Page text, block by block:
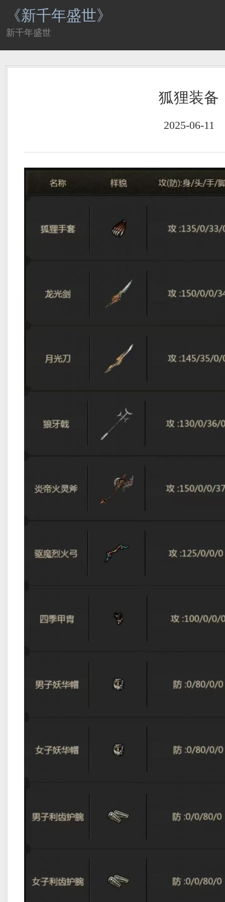
《新千年盛世》
新千年盛世
狐狸装备
2025-06-11